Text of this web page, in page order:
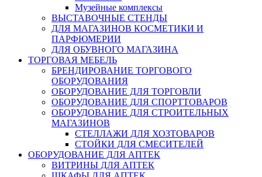
Музейные комплексы
ВЫСТАВОЧНЫЕ СТЕНДЫ
ДЛЯ МАГАЗИНОВ КОСМЕТИКИ И
ПАРФЮМЕРИИ
ДЛЯ ОБУВНОГО МАГАЗИНА
ТОРГОВАЯ МЕБЕЛЬ
БРЕНДИРОВАНИЕ ТОРГОВОГО
ОБОРУДОВАНИЯ
ОБОРУДОВАНИЕ ДЛЯ ТОРГОВЛИ
ОБОРУДОВАНИЕ ДЛЯ СПОРТТОВАРОВ
ОБОРУДОВАНИЕ ДЛЯ СТРОИТЕЛЬНЫХ
МАГАЗИНОВ
СТЕЛЛАЖИ ДЛЯ ХОЗТОВАРОВ
СТОЙКИ ДЛЯ СМЕСИТЕЛЕЙ
ОБОРУДОВАНИЕ ДЛЯ АПТЕК
ВИТРИНЫ ДЛЯ АПТЕК